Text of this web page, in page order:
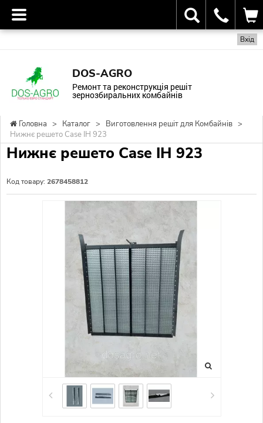
Вхід
DOS-AGRO
Ремонт та реконструкція решіт
зернозбиральних комбайнів
Головна > Каталог > Виготовлення решіт для Комбайнів >
Нижнє решето Case IH 923
Нижнє решето Case IH 923
Код товару: 2678458812